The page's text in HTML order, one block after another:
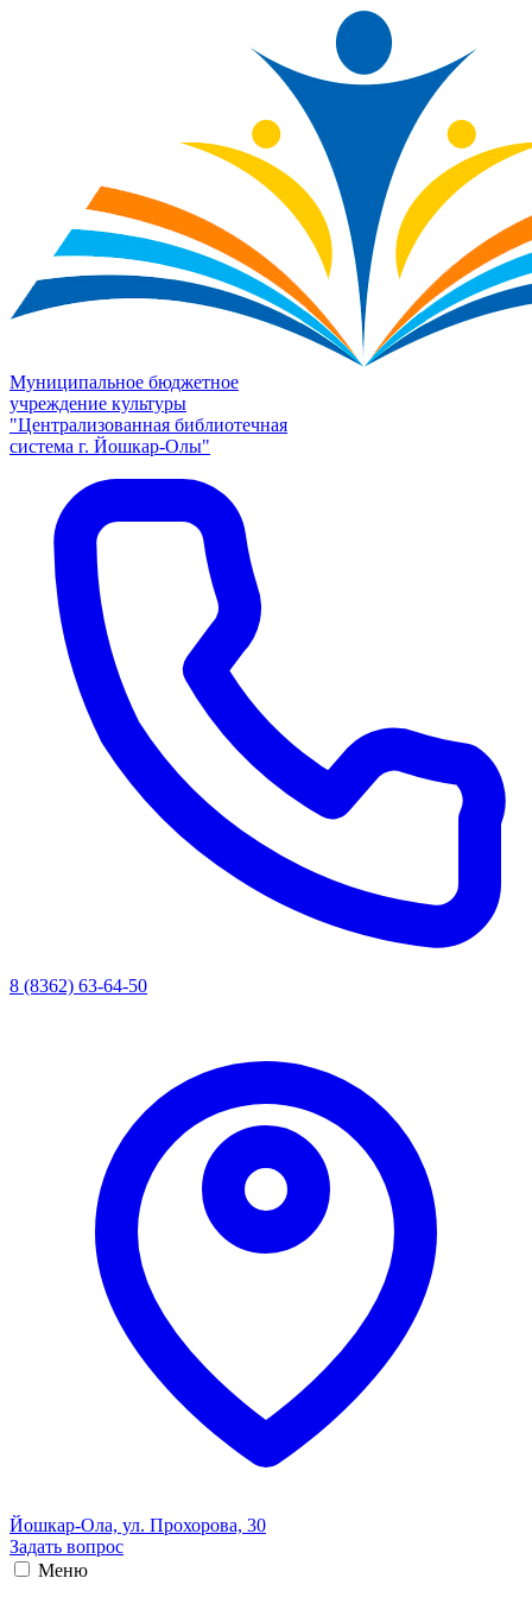
Муниципальное бюджетное
учреждение культуры
"Централизованная библиотечная
система г. Йошкар-Олы"
8 (8362) 63-64-50
Йошкар-Ола, ул. Прохорова, 30
Задать вопрос
Меню